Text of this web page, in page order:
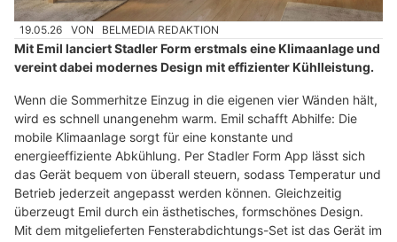
19.05.26 VON BELMEDIA REDAKTION
Mit Emil lanciert Stadler Form erstmals eine Klimaanlage und
vereint dabei modernes Design mit effizienter Kühlleistung.
Wenn die Sommerhitze Einzug in die eigenen vier Wänden hält,
wird es schnell unangenehm warm. Emil schafft Abhilfe: Die
mobile Klimaanlage sorgt für eine konstante und
energieeffiziente Abkühlung. Per Stadler Form App lässt sich
das Gerät bequem von überall steuern, sodass Temperatur und
Betrieb jederzeit angepasst werden können. Gleichzeitig
überzeugt Emil durch ein ästhetisches, formschönes Design.
Mit dem mitgelieferten Fensterabdichtungs-Set ist das Gerät im